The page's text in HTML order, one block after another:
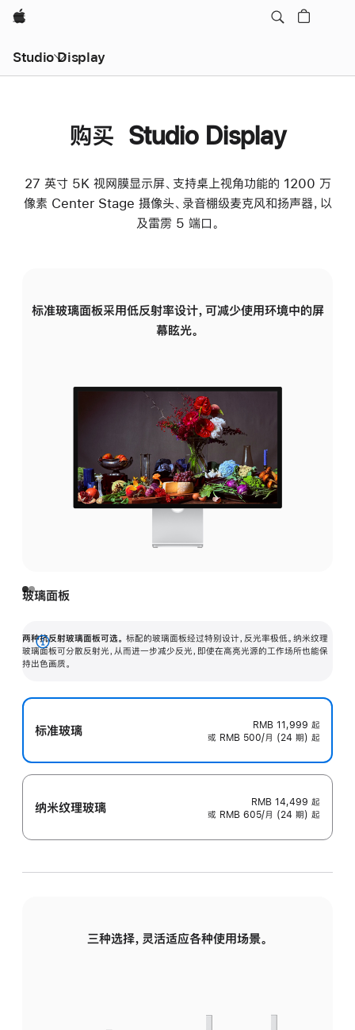
Apple
Studio Display
购买 Studio Display
27 英寸 5K 视网膜显示屏、支持桌上视角功能的 1200 万
像素 Center Stage 摄像头、录音棚级麦克风和扬声器，以
及雷雳 5 端口。
标准玻璃面板采用低反射率设计，可减少使用环境中的屏
幕眩光。
玻璃面板
两种抗反射玻璃面板可选。 标配的玻璃面板经过特别设计，反光率极低。纳米纹理
玻璃面板可分散反射光，从而进一步减少反光，即使在高亮光源的工作场所也能保
持出色画质。
展
开
标准玻璃 RMB 11,999 起
或 RMB 500/月 (24 期) 起
纳米纹理玻璃 RMB 14,499 起
或 RMB 605/月 (24 期) 起
三种选择，灵活适应各种使用场景。